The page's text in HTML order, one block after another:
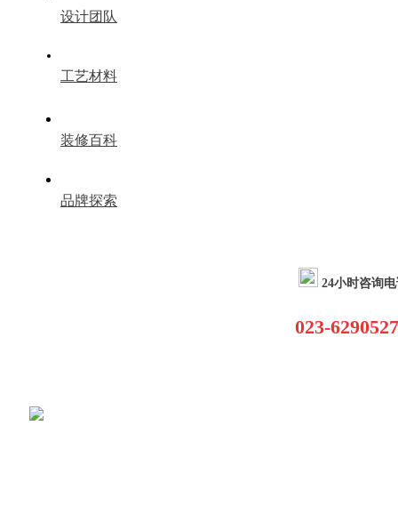
设计团队
工艺材料
装修百科
品牌探索
24小时咨询
023-